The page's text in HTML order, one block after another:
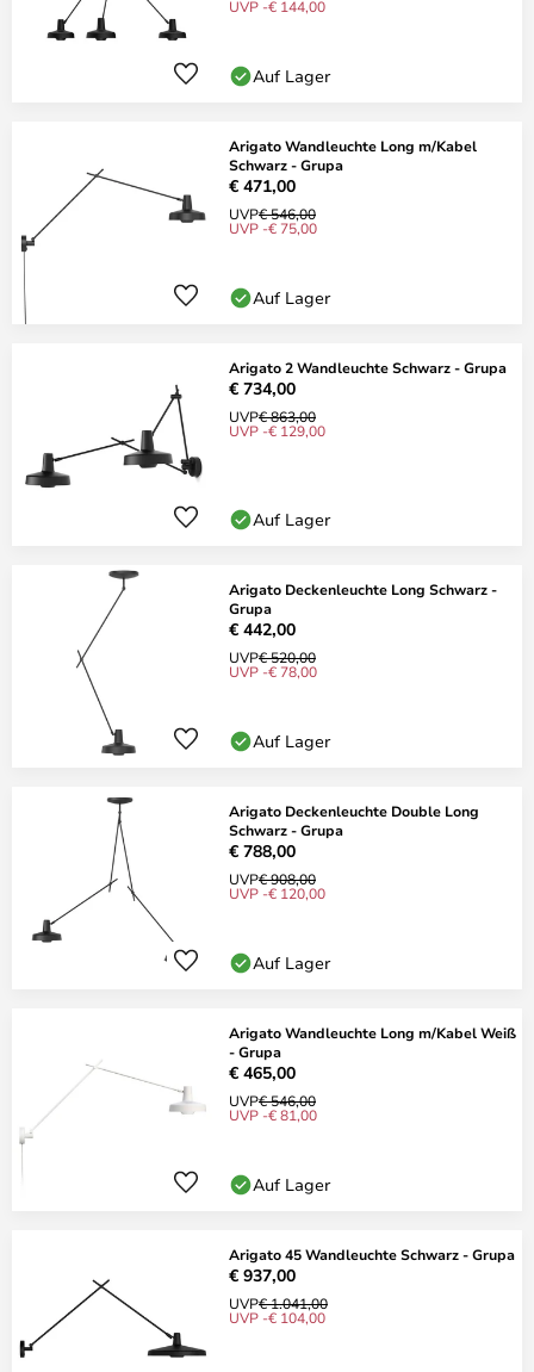
UVP -€ 144,00
Auf Lager
Arigato Wandleuchte Long m/Kabel
Schwarz - Grupa
€ 471,00
UVP€ 546,00
UVP -€ 75,00
Auf Lager
Arigato 2 Wandleuchte Schwarz - Grupa
€ 734,00
UVP€ 863,00
UVP -€ 129,00
Auf Lager
Arigato Deckenleuchte Long Schwarz -
Grupa
€ 442,00
UVP€ 520,00
UVP -€ 78,00
Auf Lager
Arigato Deckenleuchte Double Long
Schwarz - Grupa
€ 788,00
UVP€ 908,00
UVP -€ 120,00
Auf Lager
Arigato Wandleuchte Long m/Kabel Weiß
- Grupa
€ 465,00
UVP€ 546,00
UVP -€ 81,00
Auf Lager
Arigato 45 Wandleuchte Schwarz - Grupa
€ 937,00
UVP€ 1.041,00
UVP -€ 104,00